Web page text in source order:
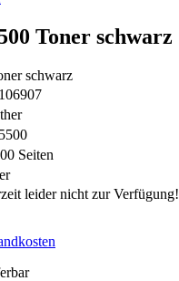
Toner schwarz
Seiten
leider nicht zur Verfügung!